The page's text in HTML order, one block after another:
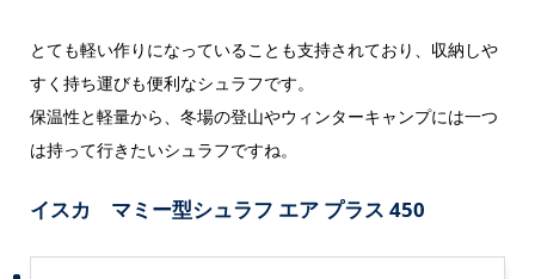
とても軽い作りになっていることも支持されており、収納しや
すく持ち運びも便利なシュラフです。
保温性と軽量から、冬場の登山やウィンターキャンプには一つ
は持って行きたいシュラフですね。
イスカ マミー型シュラフ エア プラス 450